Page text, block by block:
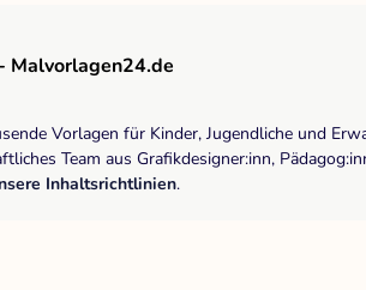
Malvorlagen24.de
Vorlagen für Kinder, Jugendliche und
Team aus Grafikdesigner:inn,
Inhaltsrichtlinien.